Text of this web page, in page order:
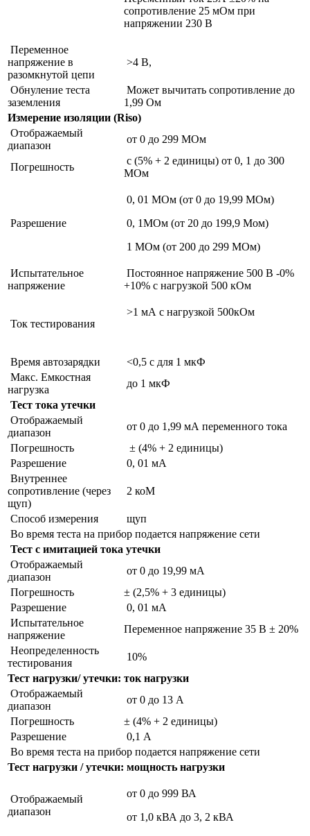
сопротивление 25 мОм при
напряжении 230 В
Переменное
напряжение в
разомкнутой цепи
>4 B,
Обнуление теста
заземления
Может вычитать сопротивление до
1,99 Ом
Измерение изоляции (Riso)
Отображаемый
диапазон
от 0 до 299 МОм
Погрешность
с (5% + 2 единицы) от 0, 1 до 300
МОм
Разрешение
0, 01 МОм (от 0 до 19,99 МОм)
0, 1МОм (от 20 до 199,9 Мом)
1 МОм (от 200 до 299 МОм)
Испытательное
напряжение
Постоянное напряжение 500 В -0%
+10% с нагрузкой 500 кОм
Ток тестирования
>1 мА с нагрузкой 500кОм
Время автозарядки
<0,5 с для 1 мкФ
Макс. Емкостная
нагрузка
до 1 мкФ
Тест тока утечки
Отображаемый
диапазон
от 0 до 1,99 мА переменного тока
Погрешность
± (4% + 2 единицы)
Разрешение
0, 01 мА
Внутреннее
сопротивление (через
щуп)
2 коМ
Способ измерения
щуп
Во время теста на прибор подается напряжение сети
Тест с имитацией тока утечки
Отображаемый
диапазон
от 0 до 19,99 мА
Погрешность
± (2,5% + 3 единицы)
Разрешение
0, 01 мА
Испытательное
напряжение
Переменное напряжение 35 В ± 20%
Неопределенность
тестирования
10%
Тест нагрузки/ утечки: ток нагрузки
Отображаемый
диапазон
от 0 до 13 А
Погрешность
± (4% + 2 единицы)
Разрешение
0,1 А
Во время теста на прибор подается напряжение сети
Тест нагрузки / утечки: мощность нагрузки
Отображаемый
диапазон
от 0 до 999 ВА
от 1,0 кВА до 3, 2 кВА